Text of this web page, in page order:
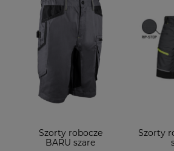
Szorty robocze
BARU szare
Szorty